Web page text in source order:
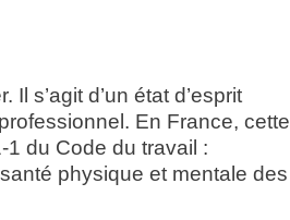
s’agit d’un état d’esprit
En France, cette
1 du Code du travail :
physique et mentale des